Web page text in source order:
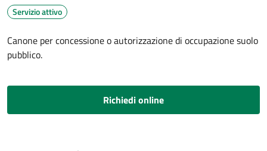
Servizio attivo
Canone per concessione o autorizzazione di occupazione suolo
pubblico.
Richiedi online